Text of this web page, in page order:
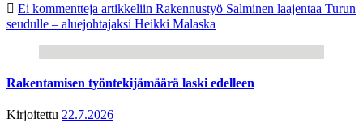
Ei kommentteja artikkeliin Rakennustyö Salminen laajentaa Turun
seudulle – aluejohtajaksi Heikki Malaska
Rakentamisen työntekijämäärä laski edelleen
Kirjoitettu 22.7.2026